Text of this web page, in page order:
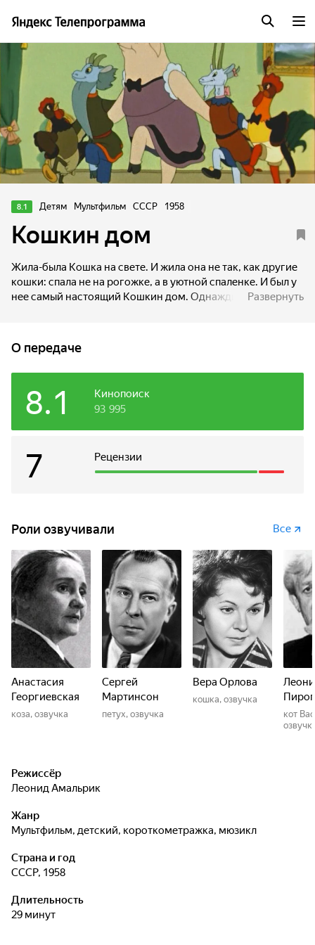
8.1 Детям Мультфильм СССР 1958
Кошкин дом
Жила-была Кошка на свете. И жила она не так, как другие
кошки: спала не на рогожке, а в уютной спаленке. И был у
нее самый настоящий Кошкин дом. Однажды кошка не
Развернуть
О передаче
Кинопоиск
8.1 93 995
Рецензии
7
Роли озвучивали Все
Анастасия
Георгиевская
коза, озвучка
Сергей
Мартинсон
петух, озвучка
Вера Орлова
кошка, озвучка
кот
Режиссёр
Леонид Амальрик
Жанр
мультфильм, детский, короткометражка, мюзикл
Страна и год
СССР, 1958
Длительность
29 минут